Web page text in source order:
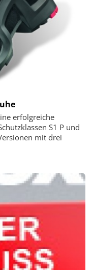
erfolgreiche
S1 P und
mit drei